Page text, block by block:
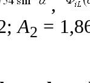
,
A2 =